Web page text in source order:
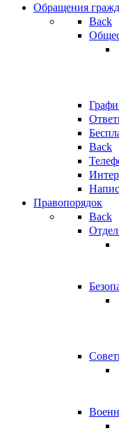
Обращения
Back
Back
Правопорядок
Back